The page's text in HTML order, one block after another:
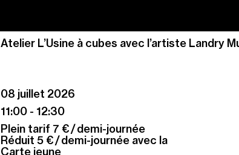
Atelier L’Usine à cubes avec l’artiste Landry
08 juillet 2026
11:00 - 12:30
Plein tarif 7 € / demi-journée
Réduit 5 € / demi-journée avec la
Carte jeune